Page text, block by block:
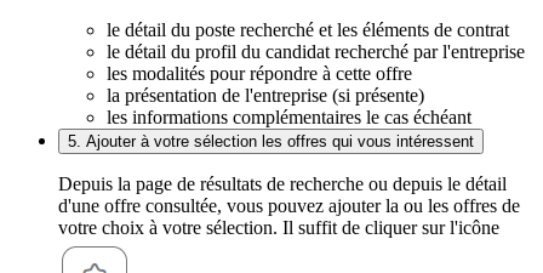
le détail du poste recherché et les éléments de contrat
le détail du profil du candidat recherché par l'entreprise
les modalités pour répondre à cette offre
la présentation de l'entreprise (si présente)
les informations complémentaires le cas échéant
5. Ajouter à votre sélection les offres qui vous intéressent
Depuis la page de résultats de recherche ou depuis le détail
d'une offre consultée, vous pouvez ajouter la ou les offres de
votre choix à votre sélection. Il suffit de cliquer sur l'icône